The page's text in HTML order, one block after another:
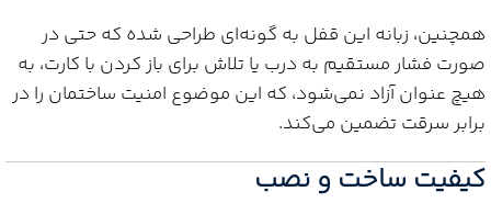
همچنین، زبانه این قفل به گونه‌ای طراحی شده که حتی در
صورت فشار مستقیم به درب یا تلاش برای باز کردن با کارت، به
هیچ عنوان آزاد نمی‌شود، که این موضوع امنیت ساختمان را در
برابر سرقت تضمین می‌کند.
کیفیت ساخت و نصب